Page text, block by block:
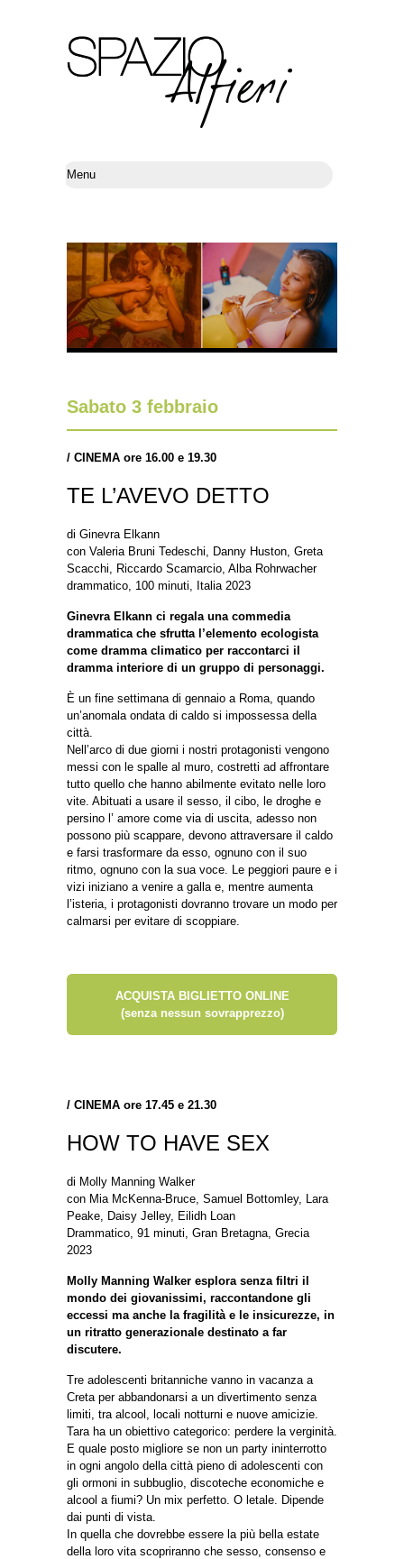
Sabato 3 febbraio
/ CINEMA ore 16.00 e 19.30
TE L’AVEVO DETTO
di Ginevra Elkann
con Valeria Bruni Tedeschi, Danny Huston, Greta
Scacchi, Riccardo Scamarcio, Alba Rohrwacher
drammatico, 100 minuti, Italia 2023
Ginevra Elkann ci regala una commedia
drammatica che sfrutta l’elemento ecologista
come dramma climatico per raccontarci il
dramma interiore di un gruppo di personaggi.
È un fine settimana di gennaio a Roma, quando
un’anomala ondata di caldo si impossessa della
città.
Nell’arco di due giorni i nostri protagonisti vengono
messi con le spalle al muro, costretti ad affrontare
tutto quello che hanno abilmente evitato nelle loro
vite. Abituati a usare il sesso, il cibo, le droghe e
persino l’ amore come via di uscita, adesso non
possono più scappare, devono attraversare il caldo
e farsi trasformare da esso, ognuno con il suo
ritmo, ognuno con la sua voce. Le peggiori paure e i
vizi iniziano a venire a galla e, mentre aumenta
l’isteria, i protagonisti dovranno trovare un modo per
calmarsi per evitare di scoppiare.
ACQUISTA BIGLIETTO ONLINE
(senza nessun sovrapprezzo)
/ CINEMA ore 17.45 e 21.30
HOW TO HAVE SEX
di Molly Manning Walker
con Mia McKenna-Bruce, Samuel Bottomley, Lara
Peake, Daisy Jelley, Eilidh Loan
Drammatico, 91 minuti, Gran Bretagna, Grecia
2023
Molly Manning Walker esplora senza filtri il
mondo dei giovanissimi, raccontandone gli
eccessi ma anche la fragilità e le insicurezze, in
un ritratto generazionale destinato a far
discutere.
Tre adolescenti britanniche vanno in vacanza a
Creta per abbandonarsi a un divertimento senza
limiti, tra alcool, locali notturni e nuove amicizie.
Tara ha un obiettivo categorico: perdere la verginità.
E quale posto migliore se non un party ininterrotto
in ogni angolo della città pieno di adolescenti con
gli ormoni in subbuglio, discoteche economiche e
alcool a fiumi? Un mix perfetto. O letale. Dipende
dai punti di vista.
In quella che dovrebbe essere la più bella estate
della loro vita scopriranno che sesso, consenso e